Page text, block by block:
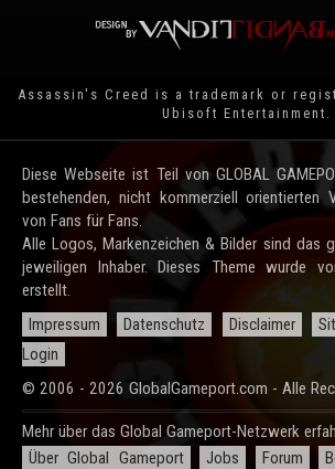
Assassin's Creed is a trademark or
Ubisoft Entertainment
Diese Webseite ist Teil von GLOBAL
bestehenden, nicht kommerziell orientierten
von Fans für Fans.
Alle Logos, Markenzeichen & Bilder sind das
jeweiligen Inhaber. Dieses Theme wurde
erstellt.
Impressum
Datenschutz Disclaimer
Login
© 2006 - 2026 GlobalGameport.com - Alle
Mehr über das Global Gameport-Netzwerk
Über Global Gameport
Jobs Forum